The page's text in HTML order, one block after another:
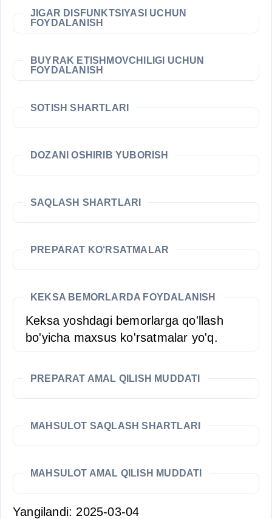
JIGAR DISFUNKTSIYASI UCHUN
FOYDALANISH
BUYRAK ETISHMOVCHILIGI UCHUN
FOYDALANISH
SOTISH SHARTLARI
DOZANI OSHIRIB YUBORISH
SAQLASH SHARTLARI
PREPARAT KO‘RSATMALAR
KEKSA BEMORLARDA FOYDALANISH
Keksa yoshdagi bemorlarga qo'llash
bo'yicha maxsus ko'rsatmalar yo'q.
PREPARAT AMAL QILISH MUDDATI
MAHSULOT SAQLASH SHARTLARI
MAHSULOT AMAL QILISH MUDDATI
Yangilandi: 2025-03-04